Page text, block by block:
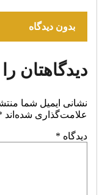
بدون دیدگاه
دیدگاهتان
نشانی ایمیل شما
علامت‌گذاری شده‌اند
دیدگاه *